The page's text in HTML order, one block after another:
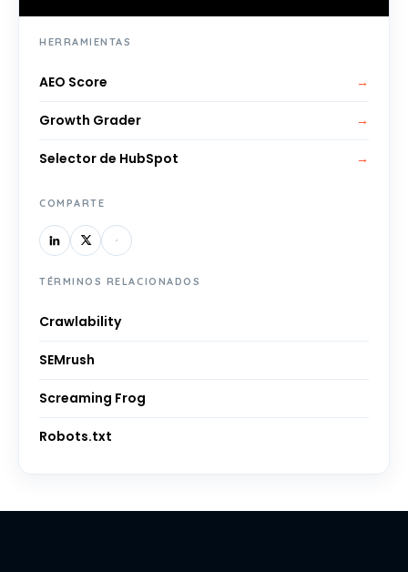
HERRAMIENTAS
AEO Score →
Growth Grader →
Selector de HubSpot →
COMPARTE
TÉRMINOS RELACIONADOS
Crawlability
SEMrush
Screaming Frog
Robots.txt